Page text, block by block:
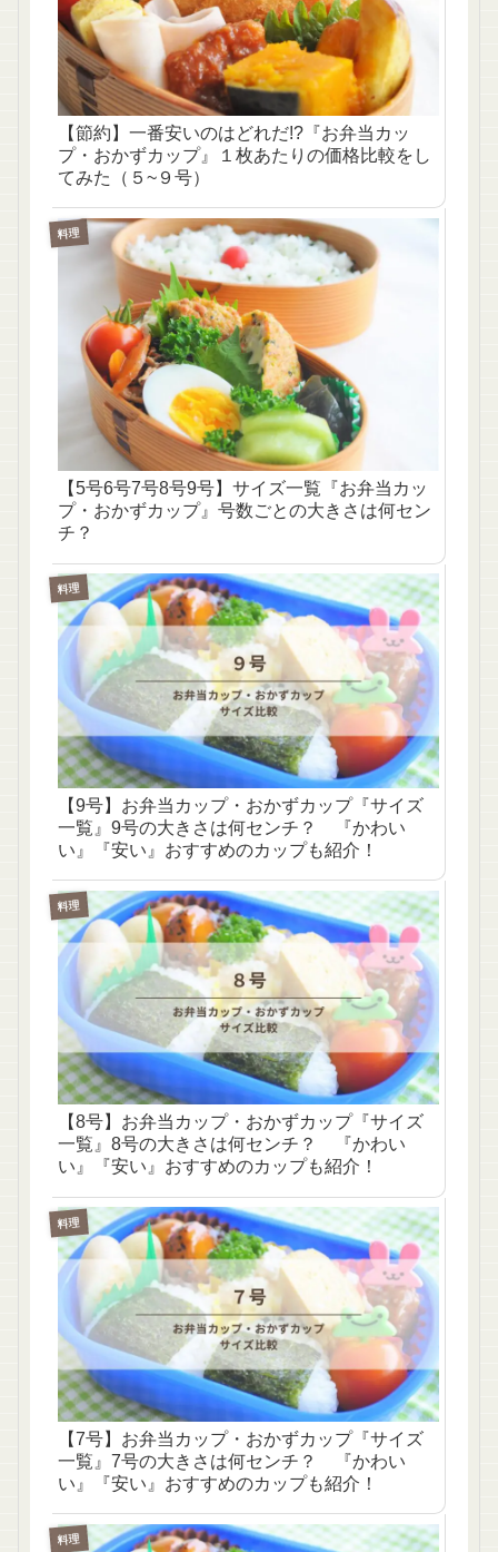
【節約】一番安いのはどれだ!?『お弁当カッ
プ・おかずカップ』１枚あたりの価格比較をし
てみた（５~９号）
料理
【5号6号7号8号9号】サイズ一覧『お弁当カッ
プ・おかずカップ』号数ごとの大きさは何セン
チ？
料理
【9号】お弁当カップ・おかずカップ『サイズ
一覧』9号の大きさは何センチ？ 『かわい
い』『安い』おすすめのカップも紹介！
料理
【8号】お弁当カップ・おかずカップ『サイズ
一覧』8号の大きさは何センチ？ 『かわい
い』『安い』おすすめのカップも紹介！
料理
【7号】お弁当カップ・おかずカップ『サイズ
一覧』7号の大きさは何センチ？ 『かわい
い』『安い』おすすめのカップも紹介！
料理